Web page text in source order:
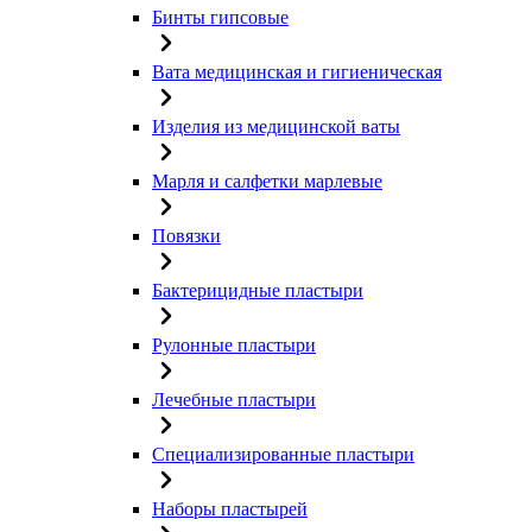
Бинты гипсовые
Вата медицинская и гигиеническая
Изделия из медицинской ваты
Марля и салфетки марлевые
Повязки
Бактерицидные пластыри
Рулонные пластыри
Лечебные пластыри
Специализированные пластыри
Наборы пластырей